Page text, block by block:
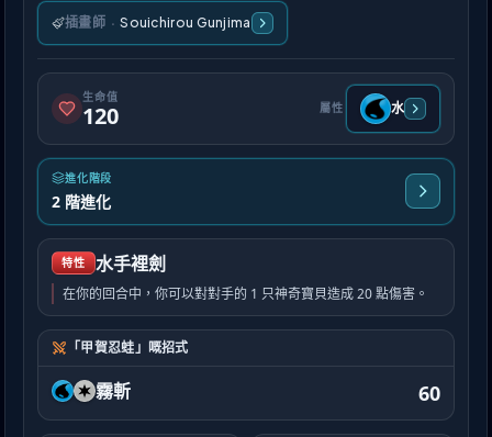
插畫師 · Souichirou Gunjima
生命值
120 屬性 水
進化階段
2 階進化
特性 水手裡劍
在你的回合中，你可以對對手的 1 只神奇寶貝造成 20 點傷害。
「甲賀忍蛙」嘅招式
霧斬 60